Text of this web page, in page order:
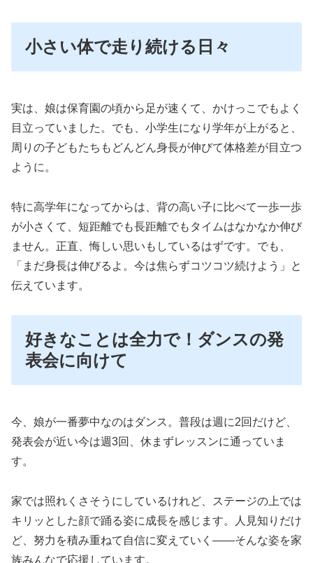
小さい体で走り続ける日々
実は、娘は保育園の頃から足が速くて、かけっこでもよく
目立っていました。でも、小学生になり学年が上がると、
周りの子どもたちもどんどん身長が伸びて体格差が目立つ
ように。
特に高学年になってからは、背の高い子に比べて一歩一歩
が小さくて、短距離でも長距離でもタイムはなかなか伸び
ません。正直、悔しい思いもしているはずです。でも、
「まだ身長は伸びるよ。今は焦らずコツコツ続けよう」と
伝えています。
好きなことは全力で！ダンスの発
表会に向けて
今、娘が一番夢中なのはダンス。普段は週に2回だけど、
発表会が近い今は週3回、休まずレッスンに通っていま
す。
家では照れくさそうにしているけれど、ステージの上では
キリッとした顔で踊る姿に成長を感じます。人見知りだけ
ど、努力を積み重ねて自信に変えていく――そんな姿を家
族みんなで応援しています。